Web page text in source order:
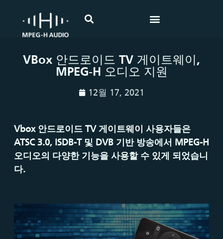
VBox 안드로이드 TV 게이트웨이,
MPEG-H 오디오 지원
12월 17, 2021
Vbox 안드로이드 TV게이트웨이 사용자들은
ATSC 3.0, ISDB-T 및 DVB 기반 방송에서 MPEG-H
오디오의 다양한 기능을 사용할 수 있게 되었습니
다.